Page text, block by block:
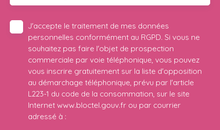
J'accepte le traitement de mes données
personnelles conformément au RGPD. Si vous ne
souhaitez pas faire l'objet de prospection
commerciale par voie téléphonique, vous pouvez
vous inscrire gratuitement sur la liste d'opposition
au démarchage téléphonique, prévu par l'article
L223-1 du code de la consommation, sur le site
Internet www.bloctel.gouv.fr ou par courrier
adressé à :